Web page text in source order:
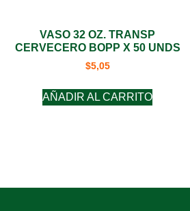
VASO 32 OZ. TRANSP
CERVECERO BOPP X 50 UNDS
$5,05
AÑADIR AL CARRITO